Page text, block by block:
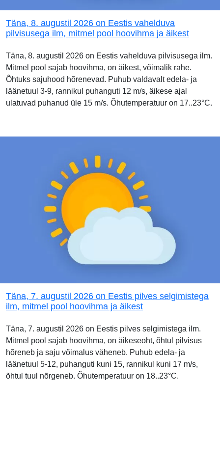
Täna, 8. augustil 2026 on Eestis vahelduva
pilvisusega ilm, mitmel pool hoovihma ja äikest
Täna, 8. augustil 2026 on Eestis vahelduva pilvisusega ilm.
Mitmel pool sajab hoovihma, on äikest, võimalik rahe.
Õhtuks sajuhood hõrenevad. Puhub valdavalt edela- ja
läänetuul 3-9, rannikul puhanguti 12 m/s, äikese ajal
ulatuvad puhanud üle 15 m/s. Õhutemperatuur on 17..23°C.
Täna, 7. augustil 2026 on Eestis pilves selgimistega
ilm, mitmel pool hoovihma ja äikest
Täna, 7. augustil 2026 on Eestis pilves selgimistega ilm.
Mitmel pool sajab hoovihma, on äikeseoht, õhtul pilvisus
hõreneb ja saju võimalus väheneb. Puhub edela- ja
läänetuul 5-12, puhanguti kuni 15, rannikul kuni 17 m/s,
õhtul tuul nõrgeneb. Õhutemperatuur on 18..23°C.